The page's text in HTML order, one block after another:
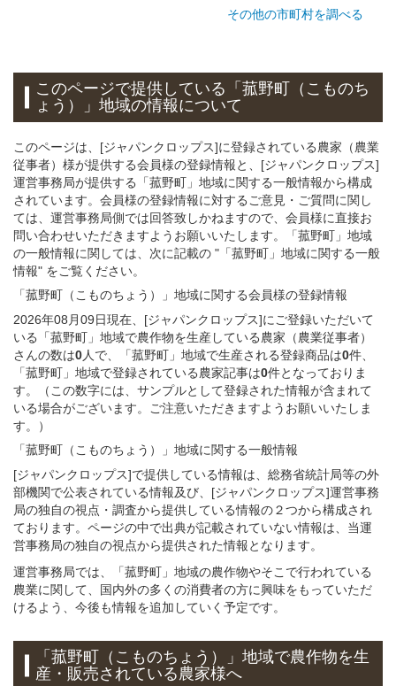
その他の市町村を調べる
このページで提供している 「菰野町（こものち
ょう）」地域の情報について
このページは、[ジャパンクロップス]に登録されている農家（農業
従事者）様が提供する会員様の登録情報と、[ジャパンクロップス]
運営事務局が提供する「菰野町」地域に関する一般情報から構成
されています。会員様の登録情報に対するご意見・ご質問に関し
ては、運営事務局側では回答致しかねますので、会員様に直接お
問い合わせいただきますようお願いいたします。「菰野町」地域
の一般情報に関しては、次に記載の "「菰野町」地域に関する一般
情報" をご覧ください。
「菰野町（こものちょう）」 地域に関する会員様の登録情報
2026年08月09日現在、[ジャパンクロップス]にご登録いただいて
いる「菰野町」地域で農作物を生産している農家（農業従事者）
さんの数は0人で、「菰野町」地域で生産される登録商品は0件、
「菰野町」地域で登録されている農家記事は0件となっておりま
す。（この数字には、サンプルとして登録された情報が含まれて
いる場合がございます。ご注意いただきますようお願いいたしま
す。）
「菰野町（こものちょう）」 地域に関する一般情報
[ジャパンクロップス]で提供している情報は、総務省統計局等の外
部機関で公表されている情報及び、[ジャパンクロップス]運営事務
局の独自の視点・調査から提供している情報の２つから構成され
ております。ページの中で出典が記載されていない情報は、当運
営事務局の独自の視点から提供された情報となります。
運営事務局では、「菰野町」地域の農作物やそこで行われている
農業に関して、国内外の多くの消費者の方に興味をもっていただ
けるよう、今後も情報を追加していく予定です。
「菰野町（こものちょう）」地域で農作物を生
産・販売されている農家様へ